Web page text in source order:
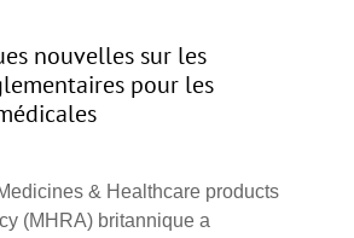
nouvelles sur les
pour les
& Healthcare products
(MHRA) britannique a